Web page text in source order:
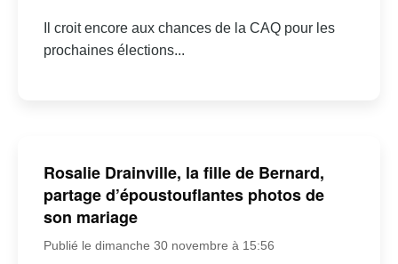
Il croit encore aux chances de la CAQ pour les
prochaines élections...
Rosalie Drainville, la fille de Bernard,
partage d’époustouflantes photos de
son mariage
Publié le dimanche 30 novembre à 15:56